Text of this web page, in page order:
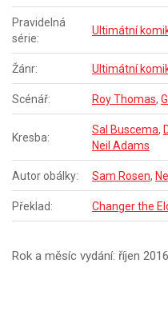
Pravidelná
série:
Ultimátní
Žánr: Ultimátní
Scénář: Roy Thomas,
Kresba:
Sal Buscema,
Neil Adams
Autor obálky: Sam Rosen,
Překlad: Changer the
Rok a měsíc vydání: říjen 2016